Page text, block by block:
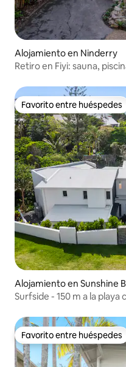
Alojamiento en Ninderry
Retiro en Fiyi: sauna,
Favorito entre huéspedes
Favorito entre huéspedes
Alojamiento en Sunshine
Surfside - 150 m a la
Favorito entre huéspedes
Favorito entre huéspedes